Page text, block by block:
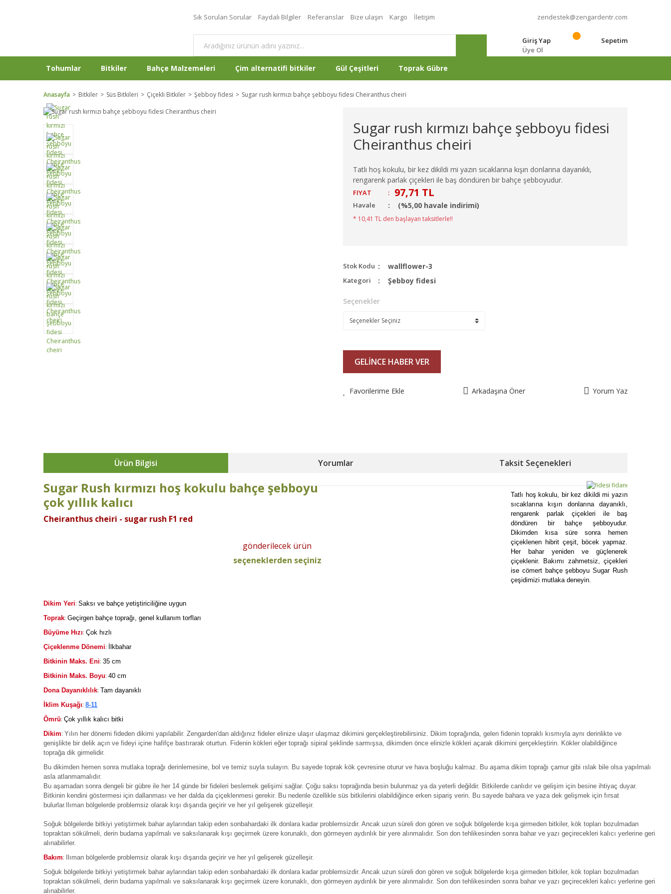
Sık Sorulan Sorular Faydalı Bilgiler Referanslar Bize ulaşın Kargo İletişim zendestek@zengardentr.com
Giriş Yap
Üye Ol
Sepetim
Tohumlar Bitkiler Bahçe Malzemeleri Çim alternatifi bitkiler Gül Çeşitleri Toprak Gübre
Anasayfa Bitkiler Süs Bitkileri Çiçekli Bitkiler Şebboy fidesi Sugar rush kırmızı bahçe şebboyu fidesi Cheiranthus cheiri
Sugar rush kırmızı bahçe şebboyu fidesi
Cheiranthus cheiri
Tatlı hoş kokulu, bir kez dikildi mi yazın sıcaklarına kışın donlarına dayanıklı,
rengarenk parlak çiçekleri ile baş döndüren bir bahçe şebboyudur.
FIYAT : 97,71 TL
Havale (%5,00 havale indirimi)
* 10,41 TL den başlayan taksitlerle!!
Stok Kodu wallflower-3
Kategori Şebboy fidesi
Seçenekler
GELİNCE HABER VER
Favorilerime Ekle Arkadaşına Öner Yorum Yaz
Ürün Bilgisi Yorumlar Taksit Seçenekleri
Sugar Rush kırmızı hoş kokulu bahçe şebboyu
çok yıllık kalıcı
Cheiranthus cheiri - sugar rush F1 red
gönderilecek ürün
seçeneklerden seçiniz
Tatlı hoş kokulu, bir kez dikildi mi yazın
sıcaklarına kışın donlarına dayanıklı,
rengarenk parlak çiçekleri ile baş
döndüren bir bahçe şebboyudur.
Dikimden kısa süre sonra hemen
çiçeklenen hibrit çeşit, böcek yapmaz.
Her bahar yeniden ve güçlenerek
çiçeklenir. Bakımı zahmetsiz, çiçekleri
ise cömert bahçe şebboyu Sugar Rush
çeşidimizi mutlaka deneyin.
Dikim Yeri: Saksı ve bahçe yetiştiriciliğine uygun
Toprak: Geçirgen bahçe toprağı, genel kullanım torfları
Büyüme Hızı: Çok hızlı
Çiçeklenme Dönemi:
İlkbahar
Bitkinin Maks. Eni: 35 cm
Bitkinin Maks. Boyu: 40 cm
Dona Dayanıklılık: Tam dayanıklı
İklim Kuşağı: 8-11
Ömrü: Çok yıllık kalıcı bitki
Dikim: Yılın her dönemi fideden dikimi yapılabilir. Zengarden'dan aldığınız fideler elinize ulaşır ulaşmaz dikimini gerçekleştirebilirsiniz. Dikim toprağında, gelen fidenin topraklı kısmıyla aynı derinlikte ve
genişlikte bir delik açın ve fideyi içine hafifçe bastırarak oturtun. Fidenin kökleri eğer toprağı sipiral şeklinde sarmışsa, dikimden önce elinizle kökleri açarak dikimini gerçekleştirin. Kökler olabildiğince
toprağa dik girmelidir.
Bu dikimden hemen sonra mutlaka toprağı derinlemesine, bol ve temiz suyla sulayın. Bu sayede toprak kök çevresine oturur ve hava boşluğu kalmaz. Bu aşama dikim toprağı çamur gibi ıslak bile olsa yapılmalı
asla atlanmamalıdır.
Bu aşamadan sonra dengeli bir gübre ile her 14 günde bir fideleri beslemek gelişimi sağlar. Çoğu saksı toprağında besin bulunmaz ya da yeterli değildir. Bitkilerde canlıdır ve gelişim için besine ihtiyaç duyar.
Bitkinin kendini göstermesi için dallanması ve her dalda da çiçeklenmesi gerekir. Bu nedenle özellikle süs bitkilerini olabildiğince erken sipariş verin. Bu sayede bahara ve yaza dek gelişmek için fırsat
bulurlar.Ilıman bölgelerde problemsiz olarak kışı dışarıda geçirir ve her yıl gelişerek güzelleşir.
Soğuk bölgelerde bitkiyi yetiştirmek bahar aylarından takip eden sonbahardaki ilk donlara kadar problemsizdir. Ancak uzun süreli don gören ve soğuk bölgelerde kışa girmeden bitkiler, kök topları bozulmadan
topraktan sökülmeli, derin budama yapılmalı ve saksılanarak kışı geçirmek üzere korunaklı, don görmeyen aydınlık bir yere alınmalıdır. Son don tehlikesinden sonra bahar ve yazı geçirecekleri kalıcı yerlerine geri
alınabilirler.
Bakım:
Ilıman bölgelerde problemsiz olarak kışı dışarıda geçirir ve her yıl gelişerek güzelleşir.
Soğuk bölgelerde bitkiyi yetiştirmek bahar aylarından takip eden sonbahardaki ilk donlara kadar problemsizdir. Ancak uzun süreli don gören ve soğuk bölgelerde kışa girmeden bitkiler, kök topları bozulmadan
topraktan sökülmeli, derin budama yapılmalı ve saksılanarak kışı geçirmek üzere korunaklı, don görmeyen aydınlık bir yere alınmalıdır. Son don tehlikesinden sonra bahar ve yazı geçirecekleri kalıcı yerlerine geri
alınabilirler.